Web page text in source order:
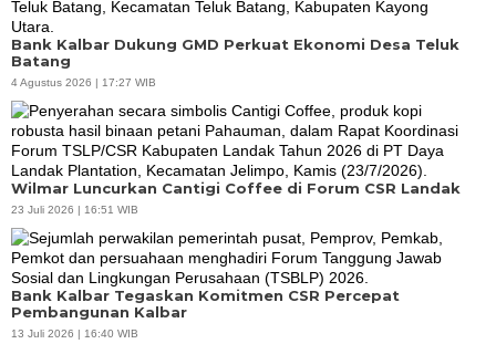
Bank Kalbar Dukung GMD Perkuat Ekonomi Desa Teluk
Batang
4 Agustus 2026 | 17:27 WIB
Wilmar Luncurkan Cantigi Coffee di Forum CSR Landak
23 Juli 2026 | 16:51 WIB
Bank Kalbar Tegaskan Komitmen CSR Percepat
Pembangunan Kalbar
13 Juli 2026 | 16:40 WIB